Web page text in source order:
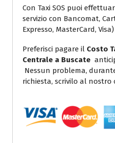
Con Taxi SOS puoi
servizio con Bancomat,
Expresso, MasterCard,
Preferisci pagare il Costo
Centrale a Buscate
Nessun problema,
richiesta, scrivilo al nostro